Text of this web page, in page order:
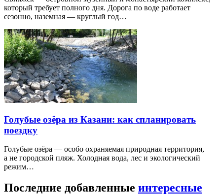
который требует полного дня. Дорога по воде работает
сезонно, наземная — круглый год…
Голубые озёра из Казани: как спланировать
поездку
Голубые озёра — особо охраняемая природная территория,
а не городской пляж. Холодная вода, лес и экологический
режим…
Последние добавленные интересные